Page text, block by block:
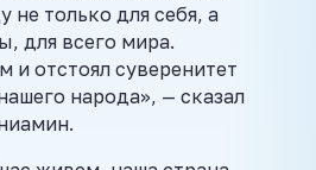
не только для себя, а
для всего мира.
и отстоял суверенитет
народа», — сказал